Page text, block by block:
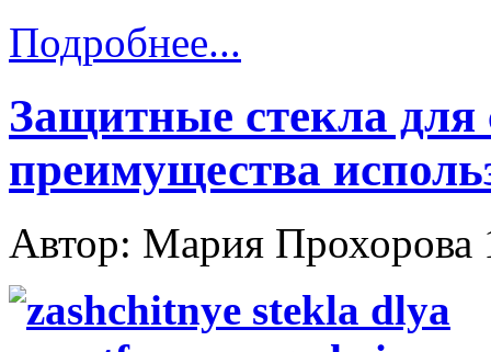
Подробнее...
Защитные стекла
преимущества
Автор: Мария Прохорова